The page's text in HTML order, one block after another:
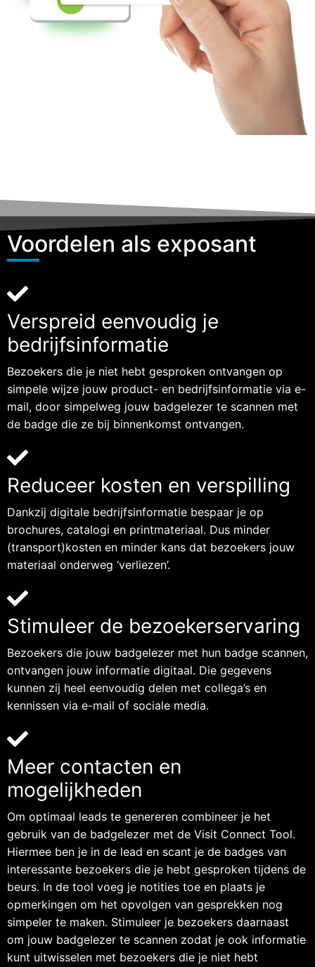
Voordelen als exposant
Verspreid eenvoudig je
bedrijfsinformatie
Bezoekers die je niet hebt gesproken ontvangen op
simpele wijze jouw product- en bedrijfsinformatie via e-
mail, door simpelweg jouw badgelezer te scannen met
de badge die ze bij binnenkomst ontvangen.
Reduceer kosten en verspilling
Dankzij digitale bedrijfsinformatie bespaar je op
brochures, catalogi en printmateriaal. Dus minder
(transport)kosten en minder kans dat bezoekers jouw
materiaal onderweg ‘verliezen’.
Stimuleer de bezoekerservaring
Bezoekers die jouw badgelezer met hun badge scannen,
ontvangen jouw informatie digitaal. Die gegevens
kunnen zij heel eenvoudig delen met collega’s en
kennissen via e-mail of sociale media.
Meer contacten en
mogelijkheden
Om optimaal leads te genereren combineer je het
gebruik van de badgelezer met de Visit Connect Tool.
Hiermee ben je in de lead en scant je de badges van
interessante bezoekers die je hebt gesproken tijdens de
beurs. In de tool voeg je notities toe en plaats je
opmerkingen om het opvolgen van gesprekken nog
simpeler te maken. Stimuleer je bezoekers daarnaast
om jouw badgelezer te scannen zodat je ook informatie
kunt uitwisselen met bezoekers die je niet hebt